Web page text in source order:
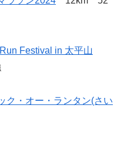
Festival in 太平山
ク・オー・ランタン(さい